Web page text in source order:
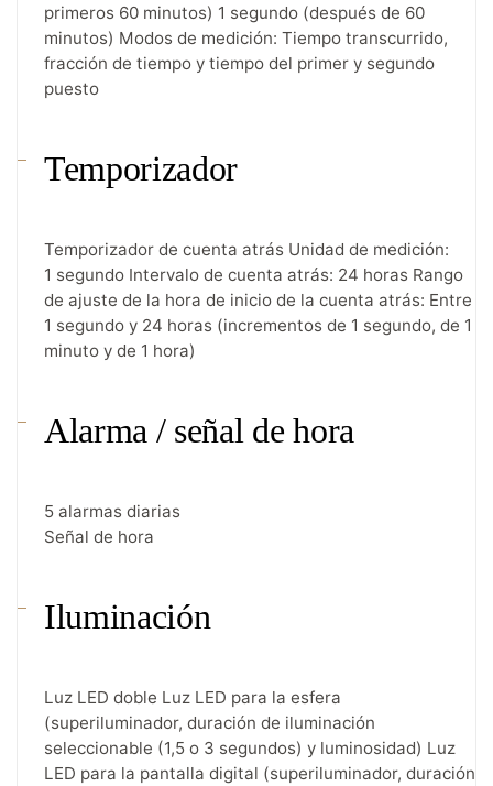
primeros 60 minutos) 1 segundo (después de 60
minutos) Modos de medición: Tiempo transcurrido,
fracción de tiempo y tiempo del primer y segundo
puesto
Temporizador
Temporizador de cuenta atrás Unidad de medición:
1 segundo Intervalo de cuenta atrás: 24 horas Rango
de ajuste de la hora de inicio de la cuenta atrás: Entre
1 segundo y 24 horas (incrementos de 1 segundo, de 1
minuto y de 1 hora)
Alarma / señal de hora
5 alarmas diarias
Señal de hora
Iluminación
Luz LED doble Luz LED para la esfera
(superiluminador, duración de iluminación
seleccionable (1,5 o 3 segundos) y luminosidad) Luz
LED para la pantalla digital (superiluminador, duración